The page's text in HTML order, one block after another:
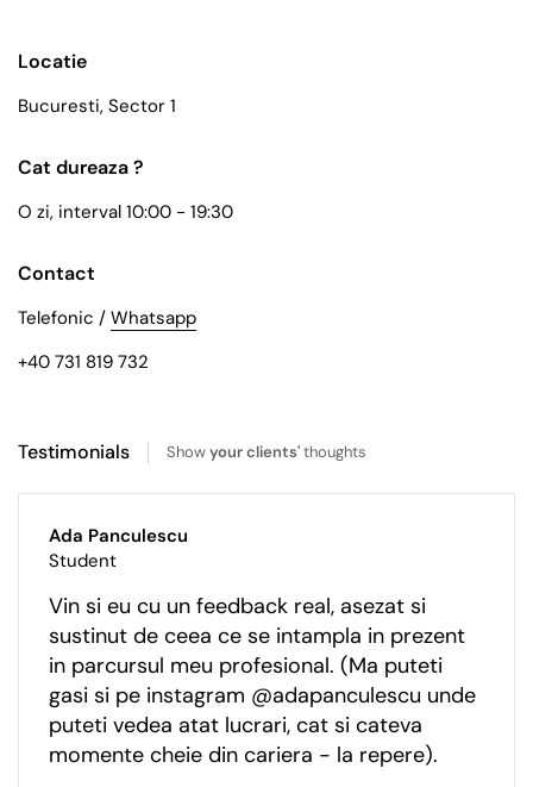
Locatie
Bucuresti, Sector 1
Cat dureaza ?
O zi, interval 10:00 - 19:30
Contact
Telefonic / Whatsapp
+40 731 819 732
Testimonials Showyour clients'thoughts
Ada Panculescu
Student
Vin si eu cu un feedback real, asezat si
sustinut de ceea ce se intampla in prezent
in parcursul meu profesional. (Ma puteti
gasi si pe instagram @adapanculescu unde
puteti vedea atat lucrari, cat si cateva
momente cheie din cariera - la repere).